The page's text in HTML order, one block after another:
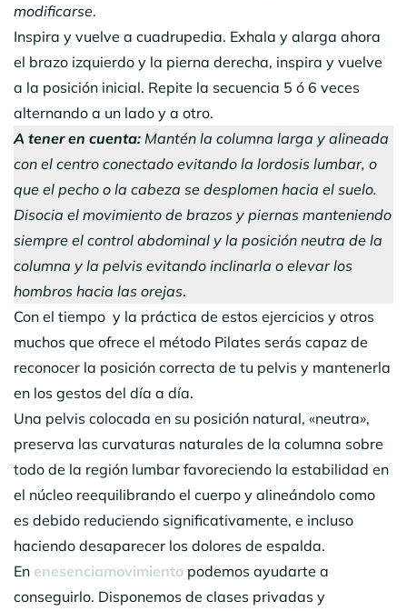
modificarse.
Inspira y vuelve a cuadrupedia. Exhala y alarga ahora
el brazo izquierdo y la pierna derecha, inspira y vuelve
a la posición inicial. Repite la secuencia 5 ó 6 veces
alternando a un lado y a otro.
A tener en cuenta: Mantén la columna larga y alineada
con el centro conectado evitando la lordosis lumbar, o
que el pecho o la cabeza se desplomen hacia el suelo.
Disocia el movimiento de brazos y piernas manteniendo
siempre el control abdominal y la posición neutra de la
columna y la pelvis evitando inclinarla o elevar los
hombros hacia las orejas.
Con el tiempo y la práctica de estos ejercicios y otros
muchos que ofrece el método Pilates serás capaz de
reconocer la posición correcta de tu pelvis y mantenerla
en los gestos del día a día.
Una pelvis colocada en su posición natural, «neutra»,
preserva las curvaturas naturales de la columna sobre
todo de la región lumbar favoreciendo la estabilidad en
el núcleo reequilibrando el cuerpo y alineándolo como
es debido reduciendo significativamente, e incluso
haciendo desaparecer los dolores de espalda.
En enesenciamovimiento podemos ayudarte a
conseguirlo. Disponemos de clases privadas y